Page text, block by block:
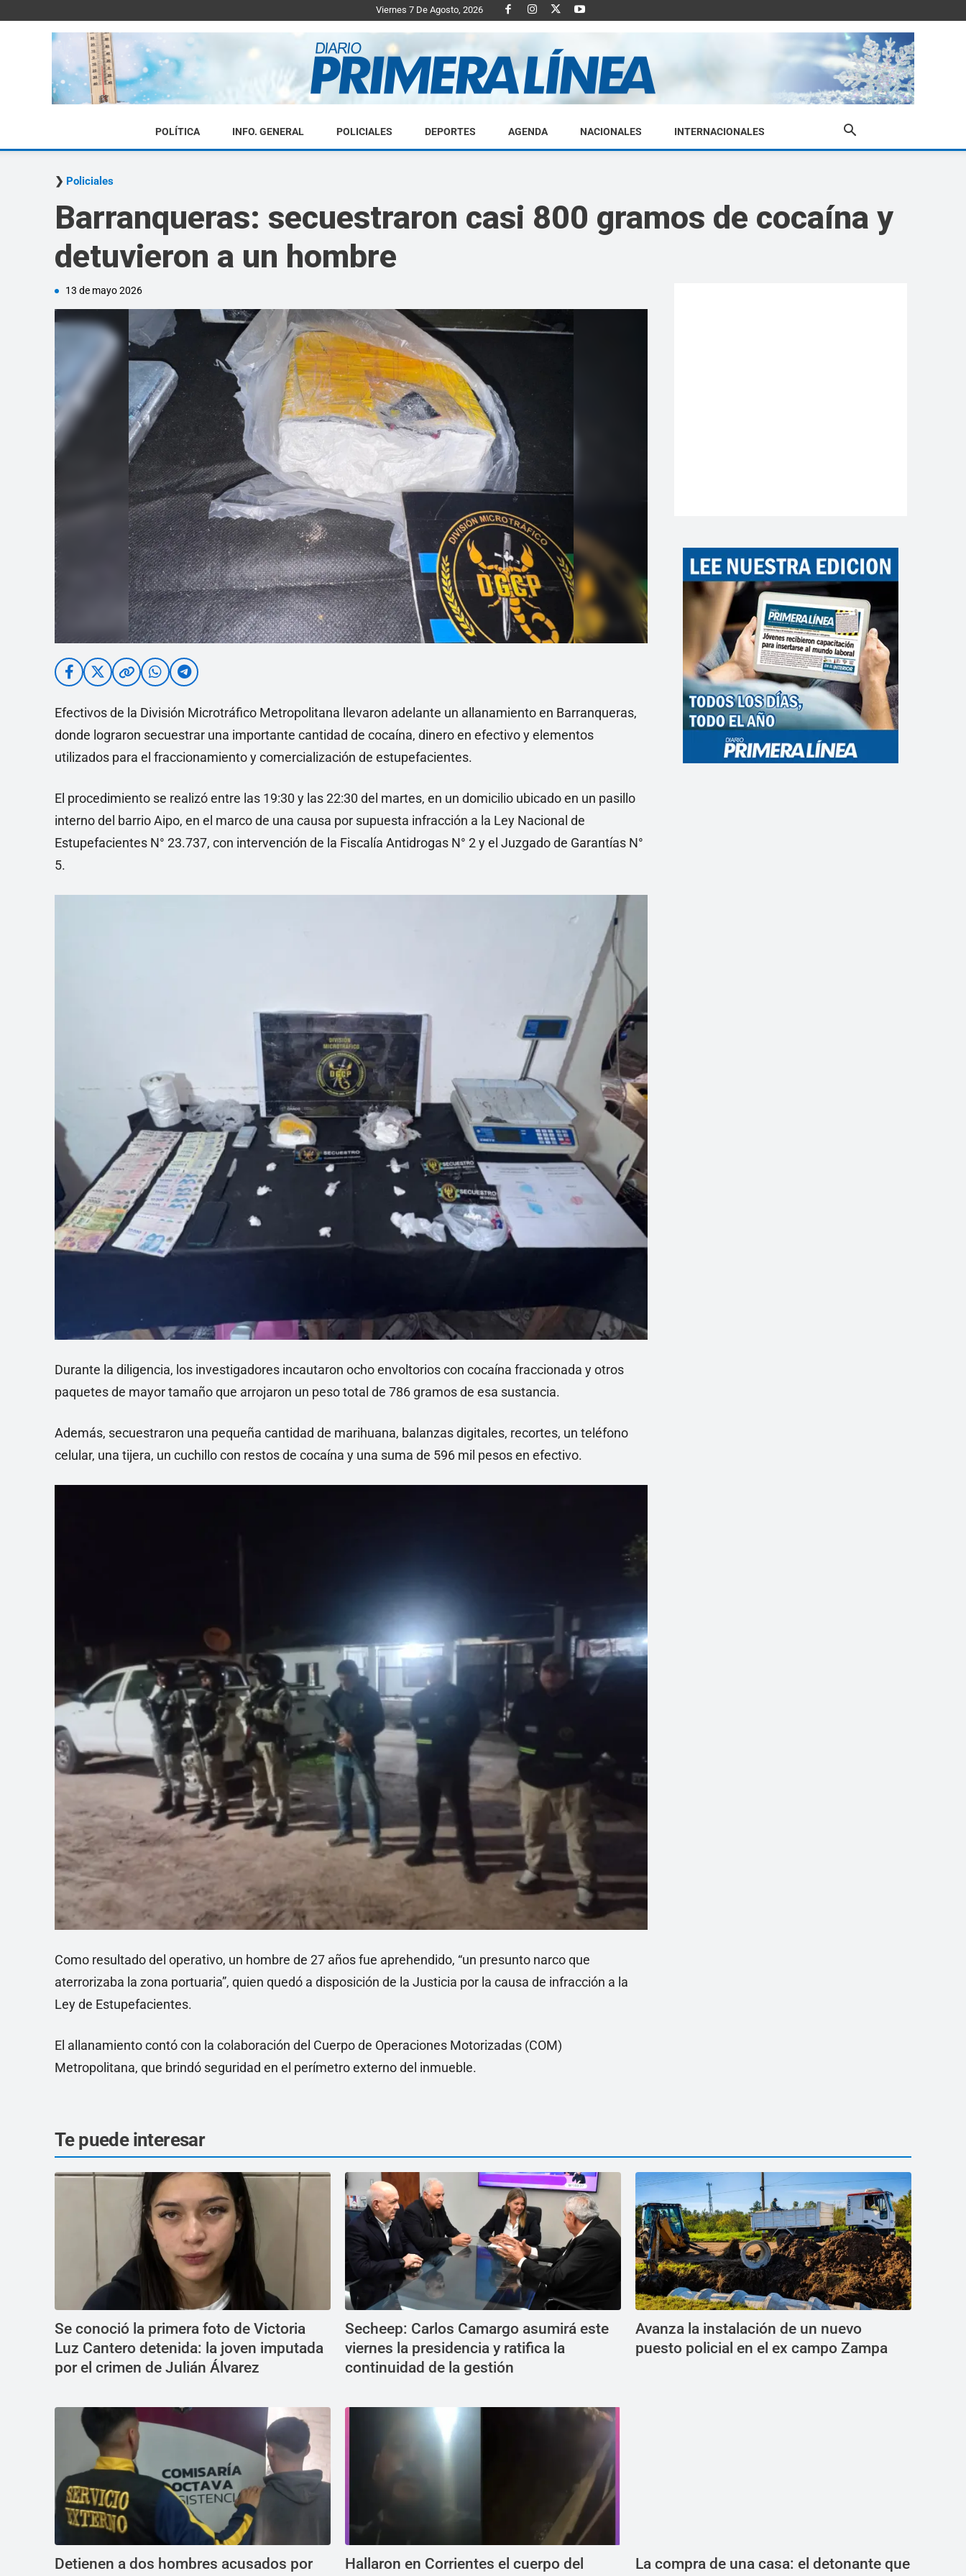
Viernes 7 De Agosto, 2026
Diario
POLÍTICA INFO. GENERAL POLICIALES DEPORTES AGENDA NACIONALES INTERNACIONALES
Policiales
Barranqueras: secuestraron casi 800 gramos de cocaína y
detuvieron a un hombre
13 de mayo 2026
Efectivos de la División Microtráfico Metropolitana llevaron adelante un allanamiento en Barranqueras,
donde lograron secuestrar una importante cantidad de cocaína, dinero en efectivo y elementos
utilizados para el fraccionamiento y comercialización de estupefacientes.
El procedimiento se realizó entre las 19:30 y las 22:30 del martes, en un domicilio ubicado en un pasillo
interno del barrio Aipo, en el marco de una causa por supuesta infracción a la Ley Nacional de
Estupefacientes N° 23.737, con intervención de la Fiscalía Antidrogas N° 2 y el Juzgado de Garantías N°
5.
Durante la diligencia, los investigadores incautaron ocho envoltorios con cocaína fraccionada y otros
paquetes de mayor tamaño que arrojaron un peso total de 786 gramos de esa sustancia.
Además, secuestraron una pequeña cantidad de marihuana, balanzas digitales, recortes, un teléfono
celular, una tijera, un cuchillo con restos de cocaína y una suma de 596 mil pesos en efectivo.
Como resultado del operativo, un hombre de 27 años fue aprehendido, “un presunto narco que
aterrorizaba la zona portuaria”, quien quedó a disposición de la Justicia por la causa de infracción a la
Ley de Estupefacientes.
El allanamiento contó con la colaboración del Cuerpo de Operaciones Motorizadas (COM)
Metropolitana, que brindó seguridad en el perímetro externo del inmueble.
Te puede interesar
Se conoció la primera foto de Victoria
Luz Cantero detenida: la joven imputada
por el crimen de Julián Álvarez
Secheep: Carlos Camargo asumirá este
viernes la presidencia y ratifica la
continuidad de la gestión
Avanza la instalación de un nuevo
puesto policial en el ex campo Zampa
Detienen a dos hombres acusados por
Hallaron en Corrientes el cuerpo del
La compra de una casa: el detonante que